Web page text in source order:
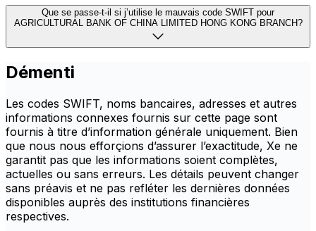
Que se passe-t-il si j’utilise le mauvais code SWIFT pour
AGRICULTURAL BANK OF CHINA LIMITED HONG KONG BRANCH?
Démenti
Les codes SWIFT, noms bancaires, adresses et autres
informations connexes fournis sur cette page sont
fournis à titre d’information générale uniquement. Bien
que nous nous efforçions d’assurer l’exactitude, Xe ne
garantit pas que les informations soient complètes,
actuelles ou sans erreurs. Les détails peuvent changer
sans préavis et ne pas refléter les dernières données
disponibles auprès des institutions financières
respectives.